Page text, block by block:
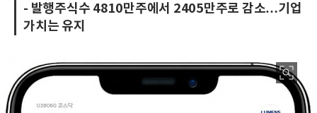
- 발행주식수 4810만주에서 2405만주로 감소…기업
가치는 유지